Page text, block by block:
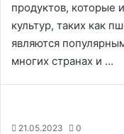
продуктов, которые
культур, таких как
являются
многих странах и …
21.05.2023 0